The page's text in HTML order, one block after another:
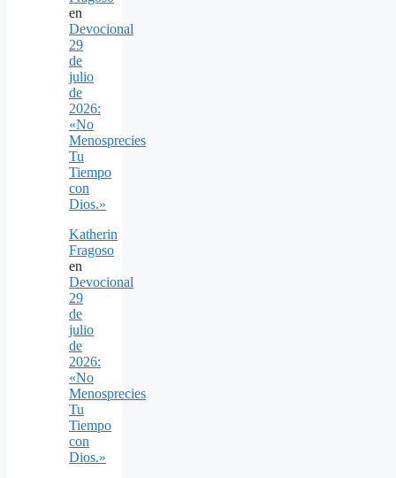
en
Devocional
29
de
julio
de
2026:
«No
Menosprecies
Tu
Tiempo
con
Dios.»
Katherin
Fragoso
en
Devocional
29
de
julio
de
2026:
«No
Menosprecies
Tu
Tiempo
con
Dios.»